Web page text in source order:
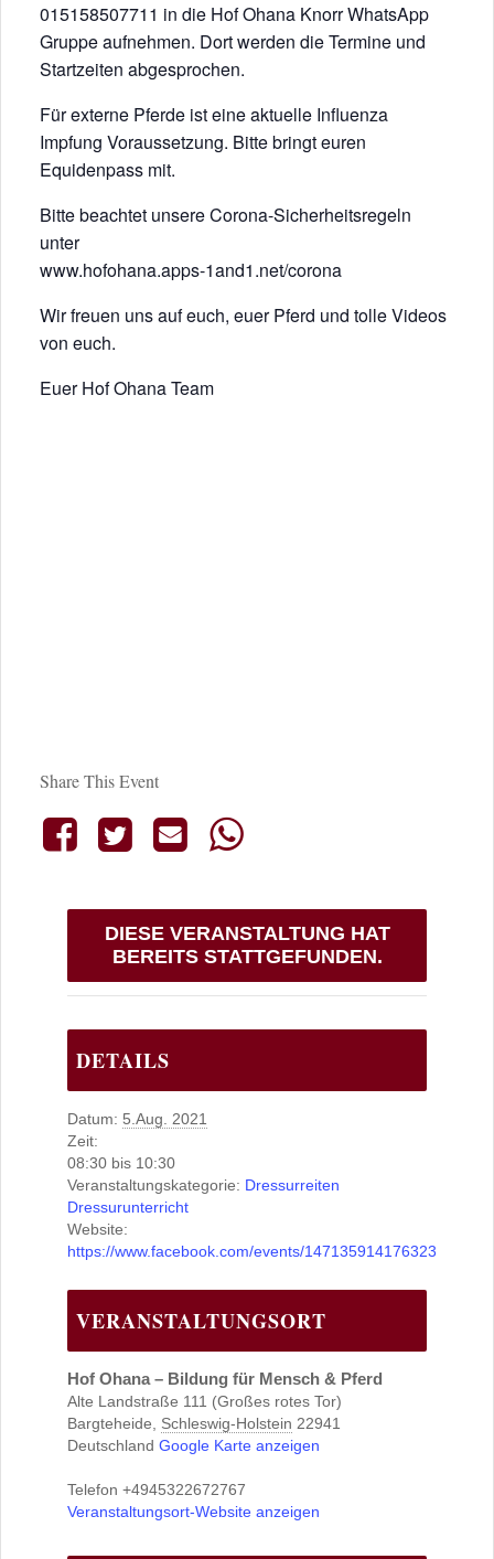
015158507711 in die Hof Ohana Knorr WhatsApp
Gruppe aufnehmen. Dort werden die Termine und
Startzeiten abgesprochen.
Für externe Pferde ist eine aktuelle Influenza
Impfung Voraussetzung. Bitte bringt euren
Equidenpass mit.
Bitte beachtet unsere Corona-Sicherheitsregeln
unter
www.hofohana.apps-1and1.net/corona
Wir freuen uns auf euch, euer Pferd und tolle Videos
von euch.
Euer Hof Ohana Team
Share This Event
DIESE VERANSTALTUNG HAT
BEREITS STATTGEFUNDEN.
DETAILS
Datum: 5.Aug. 2021
Zeit:
08:30 bis 10:30
Veranstaltungskategorie: Dressurreiten
Dressurunterricht
Website:
https://www.facebook.com/events/147135914176323
VERANSTALTUNGSORT
Hof Ohana – Bildung für Mensch & Pferd
Alte Landstraße 111 (Großes rotes Tor)
Bargteheide
Schleswig-Holstein 22941
Deutschland Google Karte anzeigen
Telefon +4945322672767
Veranstaltungsort-Website anzeigen